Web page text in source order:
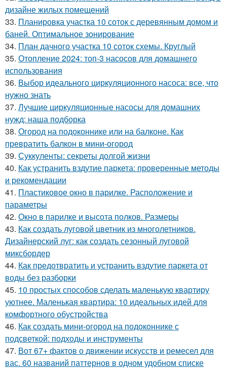
дизайне жилых помещений
33. Планировка участка 10 соток с деревянным домом и
баней. Оптимальное зонирование
34. План дачного участка 10 соток схемы. Круглый
35. Отопление 2024: топ-3 насосов для домашнего
использования
36. Выбор идеального циркуляционного насоса: все, что
нужно знать
37. Лучшие циркуляционные насосы для домашних
нужд: наша подборка
38. Огород на подоконнике или на балконе. Как
превратить балкон в мини-огород
39. Суккуленты: секреты долгой жизни
40. Как устранить вздутие паркета: проверенные методы
и рекомендации
41. Пластиковое окно в парилке. Расположение и
параметры
42. Окно в парилке и высота полков. Размеры
43. Как создать луговой цветник из многолетников.
Дизайнерский луг: как создать сезонный луговой
миксбордер
44. Как предотвратить и устранить вздутие паркета от
воды без разборки
45. 10 простых способов сделать маленькую квартиру
уютнее. Маленькая квартира: 10 идеальных идей для
комфортного обустройства
46. Как создать мини-огород на подоконнике с
подсветкой: подходы и инструменты
47. Вот 67+ фактов о движении искусств и ремесел для
вас. 60 названий паттернов в одном удобном списке